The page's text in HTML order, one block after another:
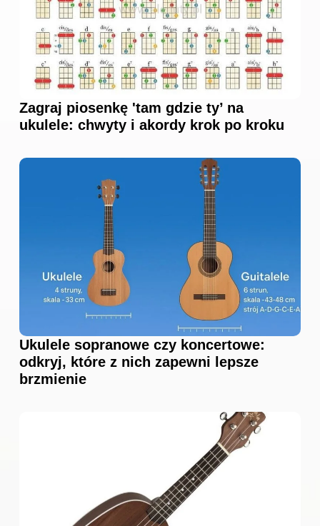
Zagraj piosenkę 'tam gdzie ty’ na
ukulele: chwyty i akordy krok po kroku
Ukulele sopranowe czy koncertowe:
odkryj, które z nich zapewni lepsze
brzmienie